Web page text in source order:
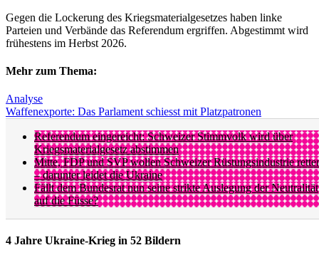
Gegen die Lockerung des Kriegsmaterialgesetzes haben linke
Parteien und Verbände das Referendum ergriffen. Abgestimmt wird
frühestens im Herbst 2026.
Mehr zum Thema:
Analyse
Waffenexporte: Das Parlament schiesst mit Platzpatronen
Referendum eingereicht: Schweizer Stimmvolk wird über
Kriegsmaterialgesetz abstimmen
Mitte, FDP und SVP wollen Schweizer Rüstungsindustrie
– darunter leidet die Ukraine
Fällt dem Bundesrat nun seine strikte Auslegung der Neutralität
auf die Füsse?
4 Jahre Ukraine-Krieg in 52 Bildern